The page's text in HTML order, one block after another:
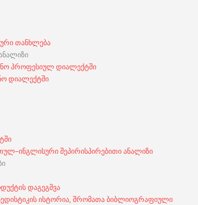
თანხლება
პროფესიულ დიალექტში
დიალექტში
შეპირისპირებითი ანალიზი
დაგეგმვა
ისტორია, შრომათა ბიბლიოგრაფიული